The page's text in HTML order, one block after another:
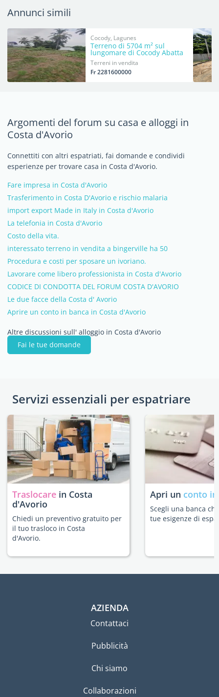
Annunci simili
Cocody, Lagunes
Terreno di 5704 m² sul
lungomare di Cocody Abatta
Terreni in vendita
Fr 2281600000
Argomenti del forum su casa e alloggi in
Costa d'Avorio
Connettiti con altri espatriati, fai domande e condividi
esperienze per trovare casa in Costa d'Avorio.
Fare impresa in Costa d'Avorio
Trasferimento in Costa D'Avorio e rischio malaria
import export Made in Italy in Costa d'Avorio
La telefonia in Costa d'Avorio
Costo della vita.
interessato terreno in vendita a bingerville ha 50
Procedura e costi per sposare un ivoriano.
Lavorare come libero professionista in Costa d'Avorio
CODICE DI CONDOTTA DEL FORUM COSTA D'AVORIO
Le due facce della Costa d' Avorio
Aprire un conto in banca in Costa d'Avorio
Altre discussioni sull' alloggio in Costa d'Avorio
Fai le tue domande
Servizi essenziali per espatriare
Traslocare in Costa
d'Avorio
Chiedi un preventivo gratuito per
il tuo trasloco in Costa
d'Avorio.
Apri un conto
Scegli una banca
tue esigenze di
AZIENDA
Contattaci
Pubblicità
Chi siamo
Collaborazioni